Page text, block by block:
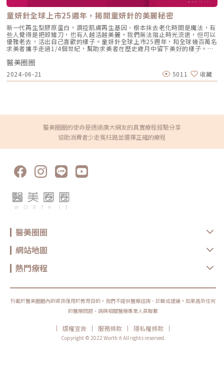
https://line.me/R/ti/p/%40458gkbiuFB：越L’EXCELLENCE醫療美學
IG：越L’excellence｜越診所
再一起做大面積均勻化的操作，才能改善皮膚厚度不均的狀況，如何均勻地
將脂肪移植到凹陷處，也是需要醫師的技巧與臨床經驗，抽脂修復手術技術
難度較一般抽脂高出許多，需要經驗豐富的醫師才能達到良好效果。抽脂修
復手術的困難度二次抽脂修復手術的難度是很高的，因為通常會出現明顯的
凹凸現象就代表底層的疤痕已經有不均勻的狀況，且底層的疤痕硬度較高，
也可能會沾黏到肌肉的筋膜，肌肉以及軟組織的界線比較難被清楚界定，因
此依照我們麗波團隊的經驗，還是要透過腫脹麻醉技術把肌肉跟脂肪的交界
清楚地分出，才能增加手術的安全性。利用顯微套管抽脂擅長處理較硬組織
脂肪的特性，對於處理二次修復手術就相對容易。（圖／麗波永康國際診
所-李咏馨醫師提供）凹凸不平修復合理的期待值抽脂失敗部位的疤痕組織
並非一般的脂肪組織，比較堅硬，循環也比較差，脂肪移植的效果也會比較
差，為了要讓二次修復手術的脂肪移植存活率增加，手術必須先在該部位做
要，細節與精緻度，是絕對的關鍵，讓您重拾自信。《點擊看完整文章介
紹》文章轉載自「麗波永康國際診所-李咏馨醫師專欄」
童妍針全球上市25週年，揭開童妍針的美麗秘密
新一代再生型膠原蛋白，調控肌膚再生基因、根本抹去老化時間是魔法，有
些人覺得是把殺豬刀，也有人越活越美麗。我們無法阻止時光流逝，但可以
優雅老去，活出自己喜歡的樣子。童妍針全球上市25週年，和全球幾百萬名
求美者攜手走過1/4個世紀，幫助求美者在歷史歲月中留下美好的樣子。去
年童妍針更是由3D 進階到 4D強勢席捲醫美圈，讓求美者更有感的重返年輕
時的樣貌。本周末6/21-6/23 五、六、日三天，歡迎大家來到台北信義微風
松高 H&M 前廣場，一同歡慶童妍針25歲生日，現場拍照打卡就有機會獲得
快閃活動限定的「童妍針魔幻鏡」好禮。童妍針讓時間成為青春的盟友不諱
言的，時間是美麗的阻力，但童妍針打破了時光疆域，讓肌膚重現年輕時的
麗適合自己，希望透過醫美強化自身特色，而童妍針的特性，完美符合了現
代人對於的需求」。重建肌膚微環境，展現好氣色與活力今年巴黎舉行的世
界抗老醫學會更發表4D童妍針最新數據，4D童妍針透過調控肌膚組織再生
術，透過二次過篩保留20-25%最細緻的聚左旋乳酸微粒膠原蛋白增生效果
是 3D 的 2 倍，同時增加皮膚厚度與韌性，由內而外緊緻膚質，術後回家也
層了，希望的是如何讓自己越來越好。而童妍針可以把時間的累積變成優
勢，在醫病共管原則下，讓醫師依循顧客的目標量身客製療程，漸進式的拉
提臉部線條、改善膚質，讓每次的醫美都充滿期待。」帶著這樣的目標，林
旋乳酸微粒為主成分的童妍針，設計了一套專為求美者可以做為年度保養的
最佳方案-減齡三部曲，透過三次療程由內而外逆轉肌齡，讓肌膚重現年輕
時的狀態。 「很少有產品經得起長時間的考驗。」本身也是童妍針愛好者
的林依吟醫師說明，童妍針累積無數大型臨床實驗及25年的長期臨床案例，
充劑，可以避免現代人擔心的饅化問題，也是少數上市20幾年依舊深受市場
喜愛的療程。「了解自己」就是變美的第一步前面提到「童妍針可以優化膚
師分享。對於美有獨特見解的她，有時候還會勸退看診者，「我認為美，應
每個人的氣質、個性基調給予建議。」林依吟醫師認為「了解自己 就是變
美的第一步。」童妍針讓美麗與自信雙向共進「感覺自己變美，就會更有自
信。」林暐熙醫師認為美和自信是雙向增長的。4D童妍針主成分聚左旋乳
提升。4D童妍針一瓶可以刺激3-4cc的膠原蛋白增生，與其說它是醫美，我
覺得童妍針更像是注射型的保養品，因為童妍針只是幫我們找回流失的東
西，而非改變長相。透過膠原蛋白一天一天的生長，2週會就會感受到肌膚
醫美圈圈
2024-06-21 5011 收藏
醫美圈圈的使命是透過廣大網友的真實療程經驗分享
協助消費者少走冤枉路並選擇正確的療程
醫美圈圈
網站地圖
熱門療程
刊載於醫美圈圈內的資訊僅用於教育目的。我們不提供醫療諮詢、診斷或建議。如果遇到任何
的醫療問題，請與相關醫療專業人員聯繫
| 版權宣告 | 服務條款 | 隱私權條款
|
Copyright © 2022 Worth it All rights reserved.